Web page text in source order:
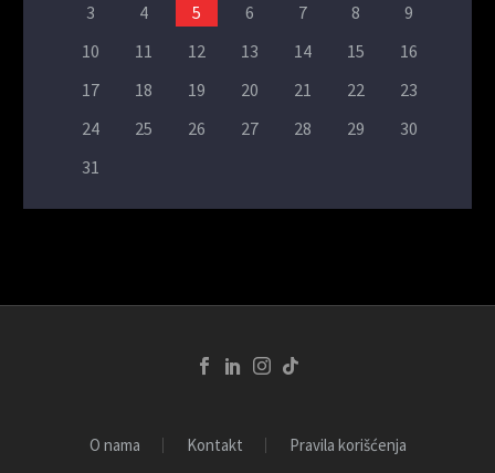
3
4 5 6 7 8
9
10
11 12 13 14 15
16
17
18 19 20 21 22
23
24
25 26 27 28 29
30
31
O nama Kontakt Pravila korišćenja